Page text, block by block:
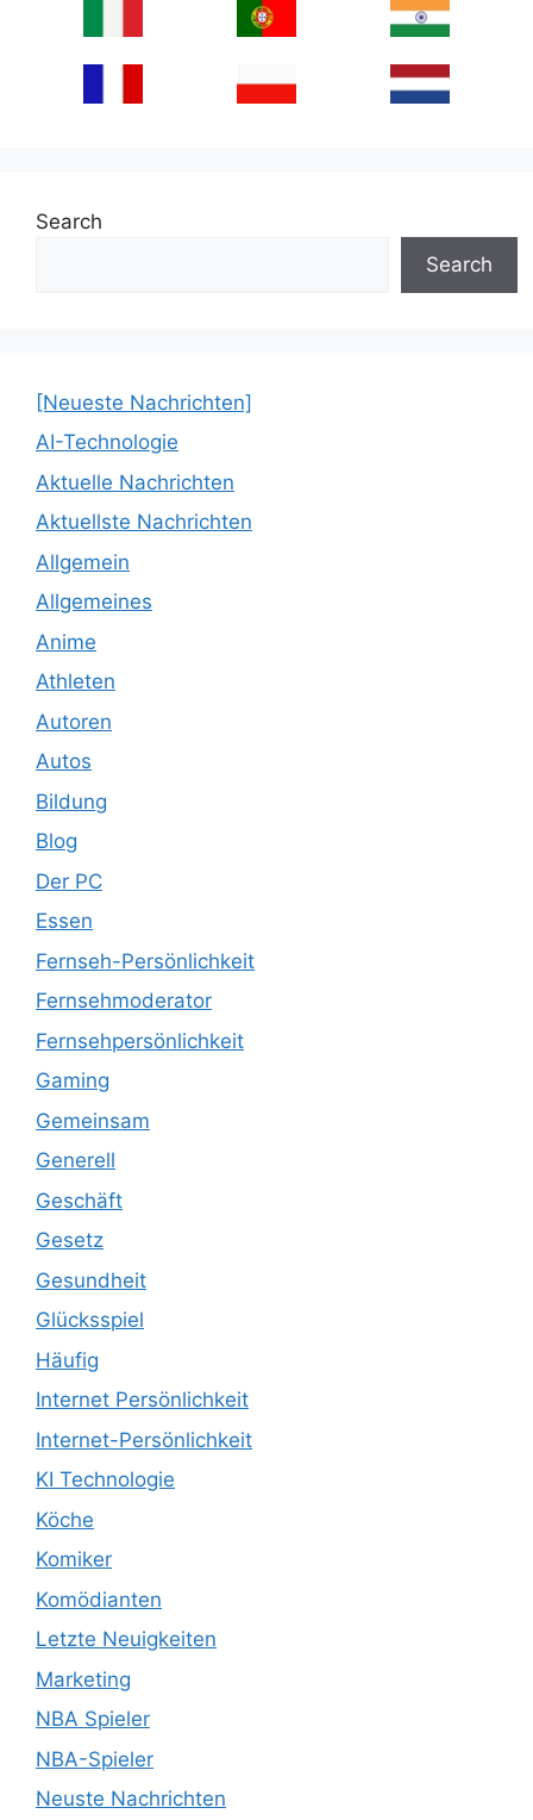
Search
Search
[Neueste Nachrichten]
AI-Technologie
Aktuelle Nachrichten
Aktuellste Nachrichten
Allgemein
Allgemeines
Anime
Athleten
Autoren
Autos
Bildung
Blog
Der PC
Essen
Fernseh-Persönlichkeit
Fernsehmoderator
Fernsehpersönlichkeit
Gaming
Gemeinsam
Generell
Geschäft
Gesetz
Gesundheit
Glücksspiel
Häufig
Internet Persönlichkeit
Internet-Persönlichkeit
KI Technologie
Köche
Komiker
Komödianten
Letzte Neuigkeiten
Marketing
NBA Spieler
NBA-Spieler
Neuste Nachrichten